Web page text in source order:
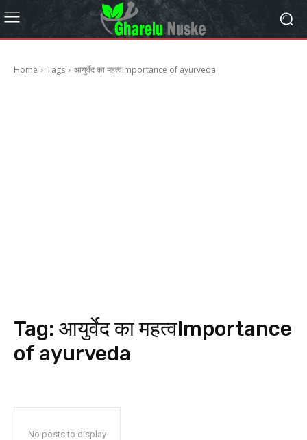
Home Tags आयुर्वेद का महत्वImportance of ayurveda
Tag: आयुर्वेद का महत्वImportance
of ayurveda
No posts to display